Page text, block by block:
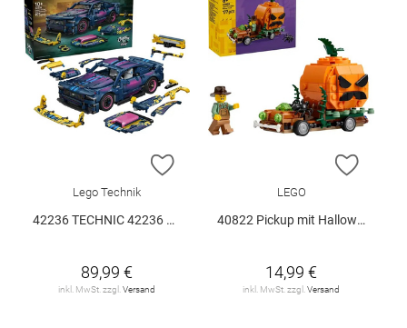
ZUR WUNSCHLISTE HINZUFÜGEN
Lego Technik
42236 TECHNIC 42236 V29
89,99 €
inkl. MwSt. zzgl. Versand
ZUR
LEGO
40822 Pickup mit Halloweenkürbis V29
14,99 €
inkl. MwSt. zzgl. Versand